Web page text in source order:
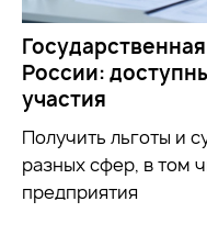
России:
участия
Получить льготы и
разных сфер, в том
предприятия